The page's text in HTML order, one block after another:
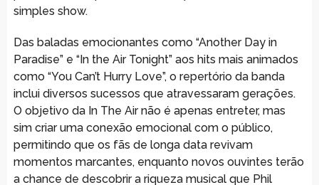
simples show.
Das baladas emocionantes como “Another Day in
Paradise” e “In the Air Tonight” aos hits mais animados
como “You Can’t Hurry Love”, o repertório da banda
inclui diversos sucessos que atravessaram gerações.
O objetivo da In The Air não é apenas entreter, mas
sim criar uma conexão emocional com o público,
permitindo que os fãs de longa data revivam
momentos marcantes, enquanto novos ouvintes terão
a chance de descobrir a riqueza musical que Phil